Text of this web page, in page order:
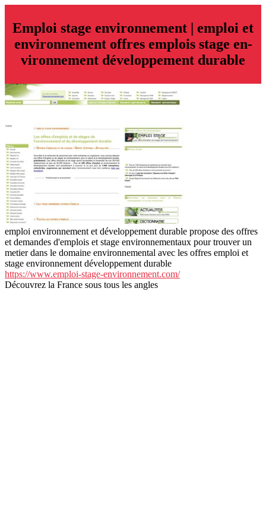
Emploi stage en­viron­ne­ment | emploi et
en­viron­ne­ment offres emplois stage en­
viron­ne­ment dévelop­pe­ment durable
emploi environnement et développement durable propose des offres
et demandes d'emplois et stage environnementaux pour trouver un
metier dans le domaine environnemental avec les offres emploi et
stage environnement développement durable
https://www.emploi-stage-environnement.com/
Découvrez la France sous tous les angles